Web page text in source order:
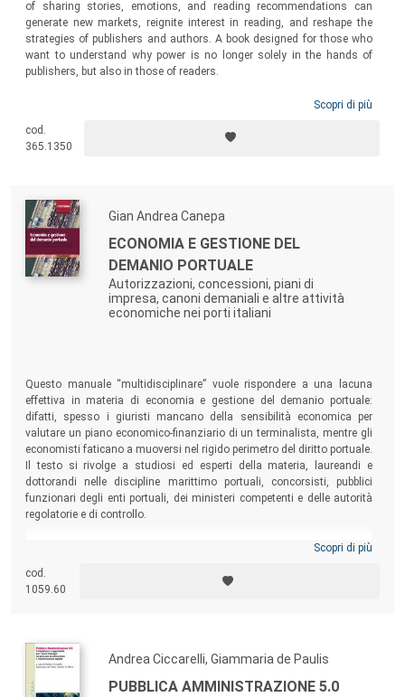
of sharing stories, emotions, and reading recommendations can
generate new markets, reignite interest in reading, and reshape the
strategies of publishers and authors. A book designed for those who
want to understand why power is no longer solely in the hands of
publishers, but also in those of readers.
Scopri di più
cod.
365.1350
Gian Andrea Canepa
ECONOMIA E GESTIONE DEL
DEMANIO PORTUALE
Autorizzazioni, concessioni, piani di
impresa, canoni demaniali e altre attività
economiche nei porti italiani
Questo manuale “multidisciplinare” vuole rispondere a una lacuna
effettiva in materia di economia e gestione del demanio portuale:
difatti, spesso i giuristi mancano della sensibilità economica per
valutare un piano economico-finanziario di un terminalista, mentre gli
economisti faticano a muoversi nel rigido perimetro del diritto portuale.
Il testo si rivolge a studiosi ed esperti della materia, laureandi e
dottorandi nelle discipline marittimo portuali, concorsisti, pubblici
funzionari degli enti portuali, dei ministeri competenti e delle autorità
regolatorie e di controllo.
Scopri di più
cod.
1059.60
Andrea Ciccarelli, Giammaria de Paulis
PUBBLICA AMMINISTRAZIONE 5.0